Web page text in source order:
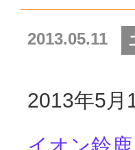
2013.05.11
2013年5月